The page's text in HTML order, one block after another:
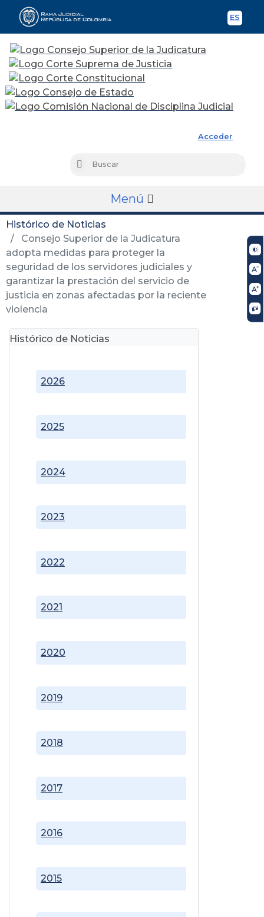
ES
Acceder
Buscar
Menú
Histórico de Noticias
Consejo Superior de la Judicatura
adopta medidas para proteger la
seguridad de los servidores judiciales y
garantizar la prestación del servicio de
justicia en zonas afectadas por la reciente
violencia
Histórico de Noticias
2015
2016
2017
2018
2019
2020
2021
2022
2023
2024
2025
2026